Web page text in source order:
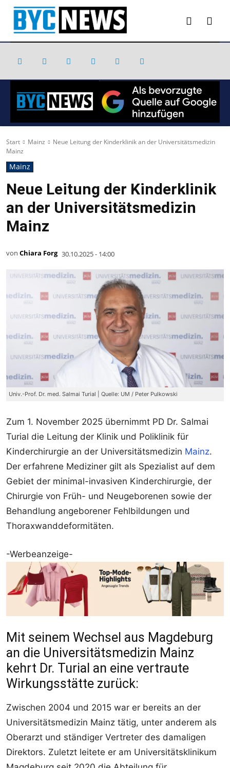
Start Mainz
Neue Leitung der Kinderklinik an der Universitätsmedizin
Mainz
Mainz
Neue Leitung der Kinderklinik
an der Universitätsmedizin
Mainz
von Chiara Forg 30.10.2025 - 14:00
Univ.-Prof. Dr. med. Salmai Turial | Quelle: UM / Peter Pulkowski
Zum 1. November 2025 übernimmt PD Dr. Salmai
Turial die Leitung der Klinik und Poliklinik für
Kinderchirurgie an der Universitätsmedizin Mainz.
Der erfahrene Mediziner gilt als Spezialist auf dem
Gebiet der minimal-invasiven Kinderchirurgie, der
Chirurgie von Früh- und Neugeborenen sowie der
Behandlung angeborener Fehlbildungen und
Thoraxwanddeformitäten.
-Werbeanzeige-
Mit seinem Wechsel aus Magdeburg
an die Universitätsmedizin Mainz
kehrt Dr. Turial an eine vertraute
Wirkungsstätte zurück:
Zwischen 2004 und 2015 war er bereits an der
Universitätsmedizin Mainz tätig, unter anderem als
Oberarzt und ständiger Vertreter des damaligen
Direktors. Zuletzt leitete er am Universitätsklinikum